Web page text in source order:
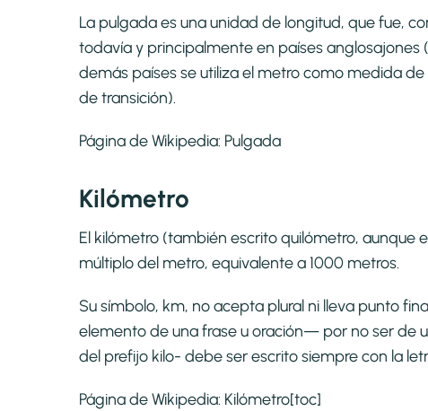
La pulgada es una unidad de longitud, que fue,
todavía y principalmente en países anglosajones
demás países se utiliza el metro como medida
de transición).
Página de Wikipedia: Pulgada
Kilómetro
El kilómetro (también escrito quilómetro, aunque
múltiplo del metro, equivalente a 1000 metros.
Su símbolo, km, no acepta plural ni lleva punto
elemento de una frase u oración— por no ser de
del prefijo kilo- debe ser escrito siempre con la
Página de Wikipedia: Kilómetro[toc]